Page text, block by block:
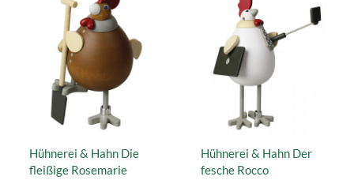
Hühnerei & Hahn Die
fleißige Rosemarie
Hühnerei & Hahn Der
fesche Rocco